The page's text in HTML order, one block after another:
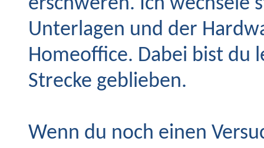
Unterlagen und der
Homeoffice. Dabei bist du
Strecke geblieben.
Wenn du noch einen